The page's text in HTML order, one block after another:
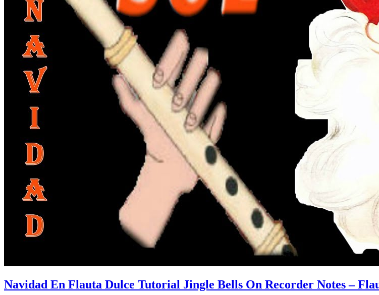
Navidad En Flauta Dulce Tutorial Jingle Bells On Recorder Notes –